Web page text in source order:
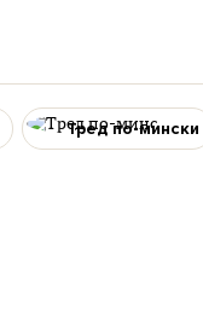
Тред по-мински